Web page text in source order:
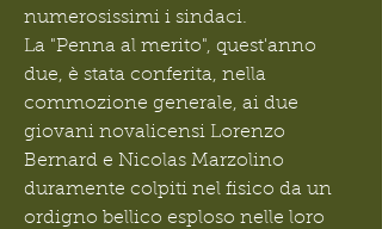
numerosissimi i sindaci.
La "Penna al merito", quest'anno
due, è stata conferita, nella
commozione generale, ai due
giovani novalicensi Lorenzo
Bernard e Nicolas Marzolino
duramente colpiti nel fisico da un
ordigno bellico esploso nelle loro